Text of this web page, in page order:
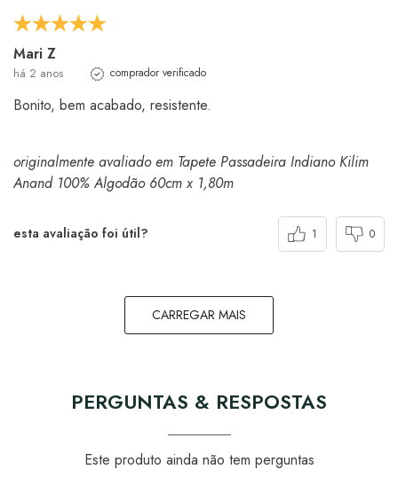
Mari Z
há 2 anos comprador verificado
Bonito, bem acabado, resistente.
originalmente avaliado em Tapete Passadeira Indiano Kilim
Anand 100% Algodão 60cm x 1,80m
esta avaliação foi útil? 1 0
CARREGAR MAIS
PERGUNTAS & RESPOSTAS
Este produto ainda não tem perguntas